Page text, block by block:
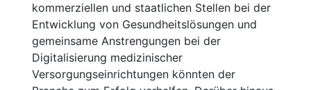
kommerziellen und staatlichen Stellen bei der
Entwicklung von Gesundheitslösungen und
gemeinsame Anstrengungen bei der
Digitalisierung medizinischer
Versorgungseinrichtungen könnten der